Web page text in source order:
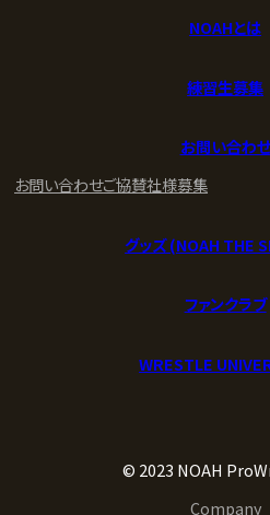
NOAHとは
練習生募集
お問い合わせ
お問い合わせご協賛社様募集
グッズ (NOAH THE
ファンクラブ
WRESTLE
© 2023 NOAH
Company